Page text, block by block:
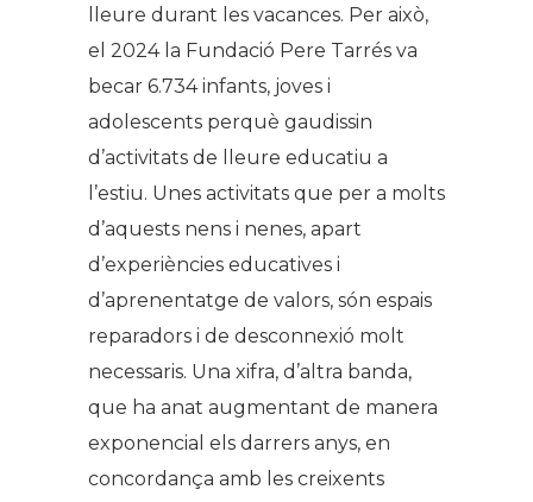
lleure durant les vacances. Per això,
el 2024 la Fundació Pere Tarrés va
becar 6.734 infants, joves i
adolescents perquè gaudissin
d’activitats de lleure educatiu a
l’estiu. Unes activitats que per a molts
d’aquests nens i nenes, apart
d’experiències educatives i
d’aprenentatge de valors, són espais
reparadors i de desconnexió molt
necessaris. Una xifra, d’altra banda,
que ha anat augmentant de manera
exponencial els darrers anys, en
concordança amb les creixents